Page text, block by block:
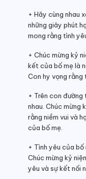
+ Hãy cùng nhau
những giây phút
mong rằng tình
+ Chúc mừng kỷ
kết của bố mẹ là
Con hy vọng rằng
+ Trên con đường
nhau. Chúc mừng
rằng niềm vui và
của bố mẹ.
+ Tình yêu của
Chúc mừng kỷ
yêu và sự kết nối